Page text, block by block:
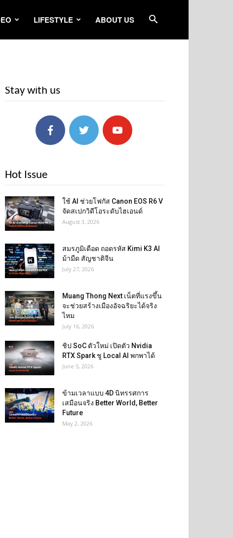
LIFESTYLE ABOUT US
Stay with us
Hot Issue
ใช้ AI ช่วยโฟกัส Canon EOS R6 V
จัดสเปกวิดีโอระดับไฮเอนด์
August 3, 2026
สมรภูมิเดือด ถอดรหัส Kimi K3 AI
ม้ามืด สัญชาติจีน
July 27, 2026
Muang Thong Next เน็ตที่แรงขึ้น
จะช่วยสร้างเมืองอัจฉริยะได้จริง
ไหม
July 16, 2026
ชิป SoC ตัวใหม่ เปิดตัว Nvidia
RTX Spark ชู Local AI พกพาได้
June 5, 2026
ข้ามเวลาแบบ 4D นิทรรศการ
เสมือนจริง Better World, Better
Future
May 2, 2026